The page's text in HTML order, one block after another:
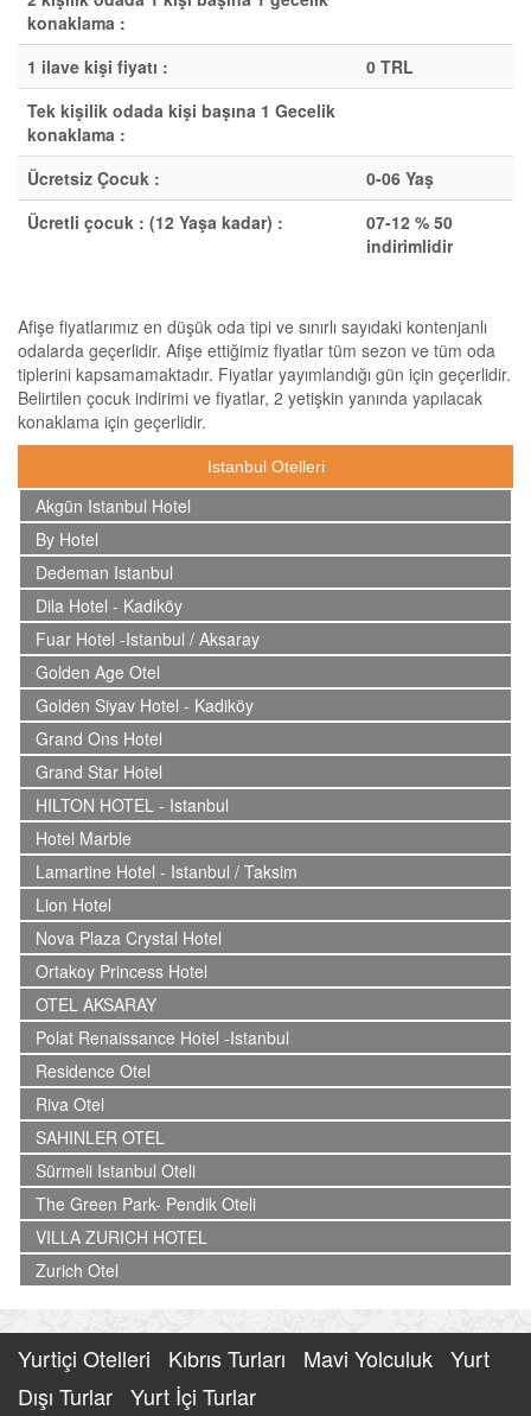
konaklama :
1 ilave kişi fiyatı :
0 TRL
Tek kişilik odada kişi başına 1 Gecelik
konaklama :
Ücretsiz Çocuk :
0-06 Yaş
Ücretli çocuk : (12 Yaşa kadar) :
07-12 % 50
indirimlidir
Afişe fiyatlarımız en düşük oda tipi ve sınırlı sayıdaki kontenjanlı
odalarda geçerlidir. Afişe ettiğimiz fiyatlar tüm sezon ve tüm oda
tiplerini kapsamamaktadır. Fiyatlar yayımlandığı gün için geçerlidir.
Belirtilen çocuk indirimi ve fiyatlar, 2 yetişkin yanında yapılacak
konaklama için geçerlidir.
Istanbul Otelleri
Akgün Istanbul Hotel
By Hotel
Dedeman Istanbul
Dila Hotel - Kadiköy
Fuar Hotel -Istanbul / Aksaray
Golden Age Otel
Golden Siyav Hotel - Kadiköy
Grand Ons Hotel
Grand Star Hotel
HILTON HOTEL - Istanbul
Hotel Marble
Lamartine Hotel - Istanbul / Taksim
Lion Hotel
Nova Plaza Crystal Hotel
Ortakoy Princess Hotel
OTEL AKSARAY
Polat Renaissance Hotel -Istanbul
Residence Otel
Riva Otel
SAHINLER OTEL
Sürmeli Istanbul Oteli
The Green Park- Pendik Oteli
VILLA ZURICH HOTEL
Zurich Otel
Yurtiçi Otelleri Kıbrıs Turları Mavi Yolculuk Yurt
Dışı Turlar Yurt İçi Turlar